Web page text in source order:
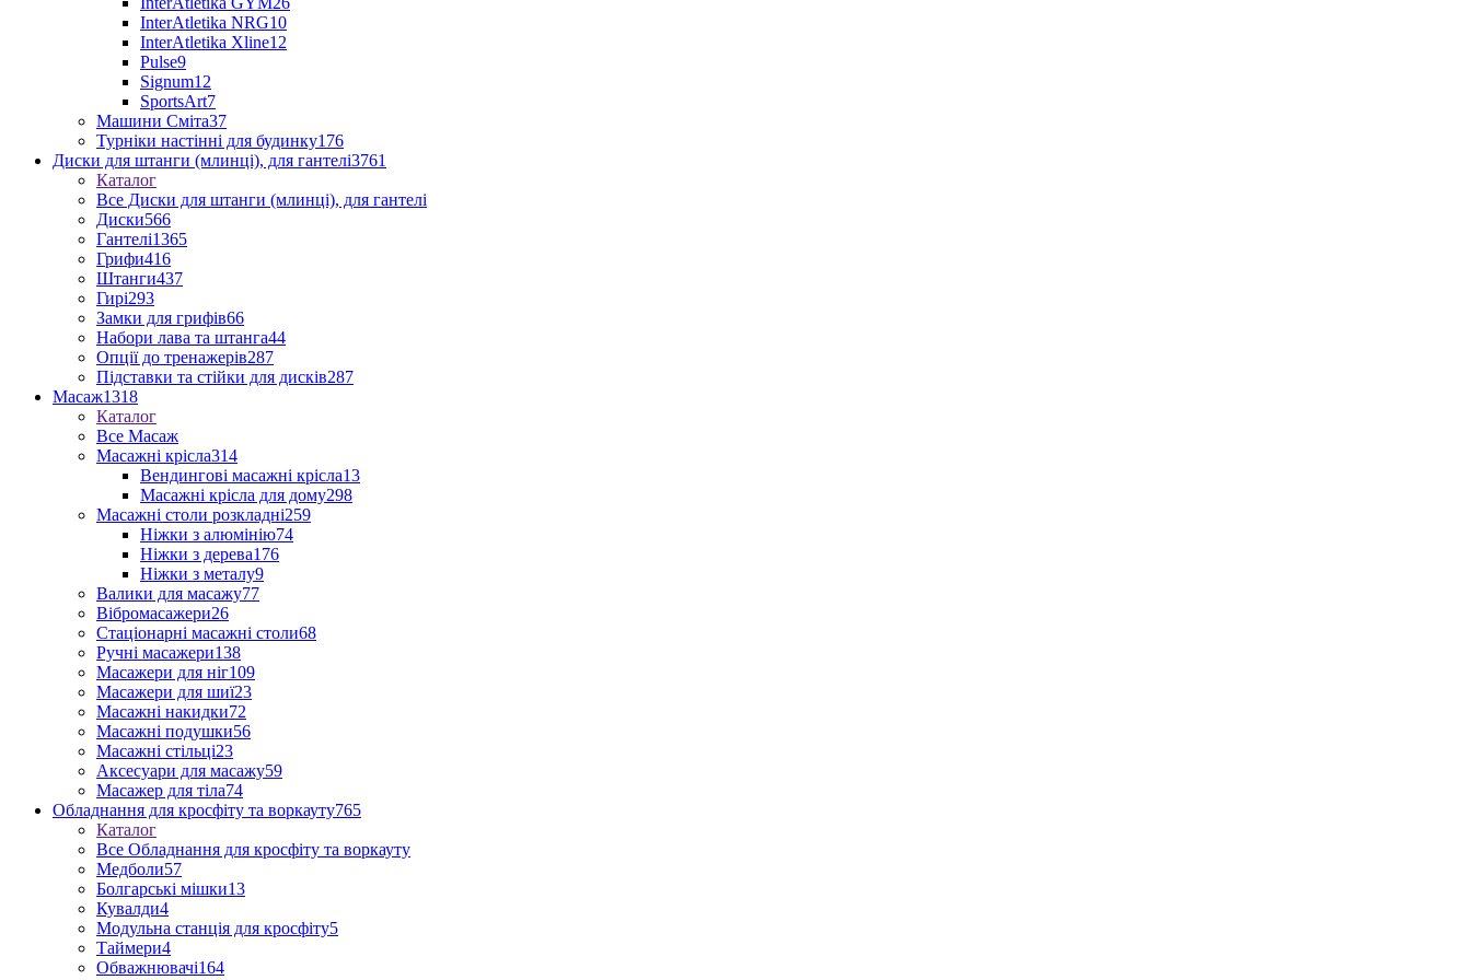
InterAtletika NRG10
InterAtletika Xline12
Pulse9
Signum12
SportsArt7
Машини Сміта37
Турніки настінні для будинку176
Диски для штанги (млинці), для гантелі3761
Каталог
Все Диски для штанги (млинці), для гантелі
Диски566
Гантелі1365
Грифи416
Штанги437
Гирі293
Замки для грифів66
Набори лава та штанга44
Опції до тренажерів287
Підставки та стійки для дисків287
Масаж1318
Каталог
Все Масаж
Масажні крісла314
Вендингові масажні крісла13
Масажні крісла для дому298
Масажні столи розкладні259
Ніжки з алюмінію74
Ніжки з дерева176
Ніжки з металу9
Валики для масажу77
Вібромасажери26
Стаціонарні масажні столи68
Ручні масажери138
Масажери для ніг109
Масажери для шиї23
Масажні накидки72
Масажні подушки56
Масажні стільці23
Аксесуари для масажу59
Масажер для тіла74
Обладнання для кросфіту та воркауту765
Каталог
Все Обладнання для кросфіту та воркауту
Медболи57
Болгарські мішки13
Кувалди4
Модульна станція для кросфіту5
Таймери4
Обважнювачі164